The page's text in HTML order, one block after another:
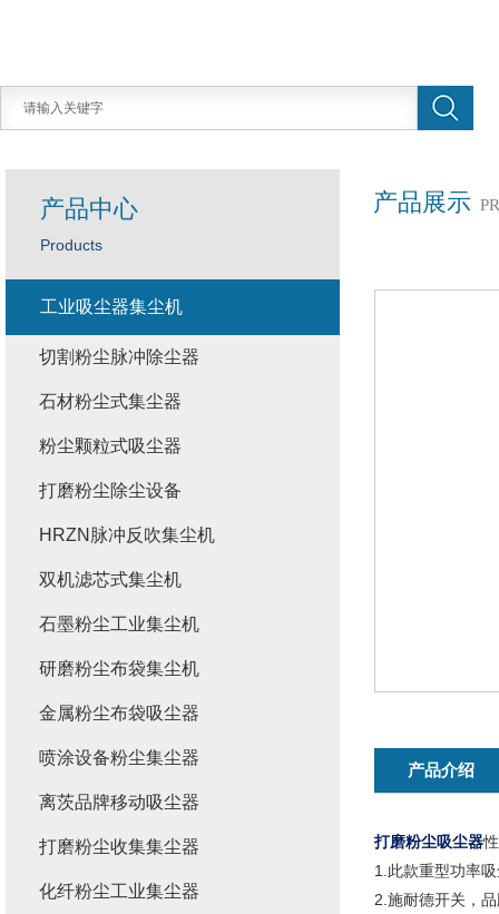
产品展示
产品介绍
打磨粉尘吸尘器
1.此款重型功率
2.施耐德开关，
产品中心
Products
工业吸尘器集尘机
切割粉尘脉冲除尘器
石材粉尘式集尘器
粉尘颗粒式吸尘器
打磨粉尘除尘设备
HRZN脉冲反吹集尘机
双机滤芯式集尘机
石墨粉尘工业集尘机
研磨粉尘布袋集尘机
金属粉尘布袋吸尘器
喷涂设备粉尘集尘器
离茨品牌移动吸尘器
打磨粉尘收集集尘器
化纤粉尘工业集尘器